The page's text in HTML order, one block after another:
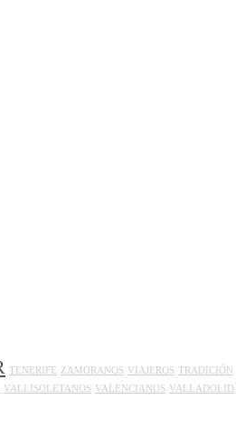
TENERIFE ZAMORANOS VIAJEROS TRADICIÓN
VALLISOLETANOS VALENCIANOS VALLADOLID